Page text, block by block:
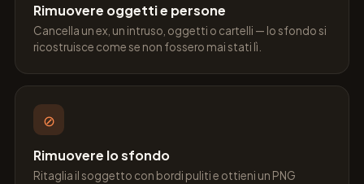
Rimuovere oggetti e persone
Cancella un ex, un intruso, oggetti o cartelli — lo sfondo si
ricostruisce come se non fossero mai stati lì.
⊘
Rimuovere lo sfondo
Ritaglia il soggetto con bordi puliti e ottieni un PNG